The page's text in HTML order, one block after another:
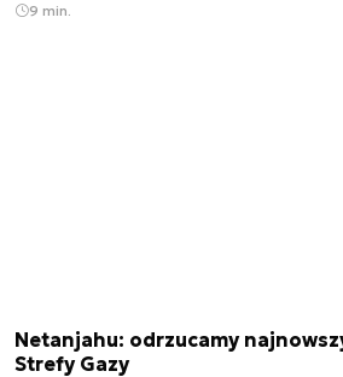
9 min.
Netanjahu: odrzucamy
Strefy Gazy